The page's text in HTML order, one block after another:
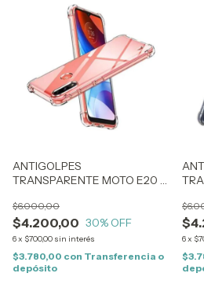
ANTIGOLPES
TRANSPARENTE MOTO E20 /
$4.200,00
$6.000,00
30% OFF
6x $700,00 sin interés
$3.780,00 con Transferencia o
depósito
6x